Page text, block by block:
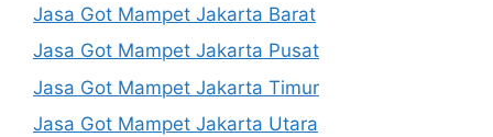
Jasa Got Mampet Jakarta Barat
Jasa Got Mampet Jakarta Pusat
Jasa Got Mampet Jakarta Timur
Jasa Got Mampet Jakarta Utara